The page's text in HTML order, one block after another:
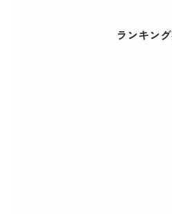
ランキン